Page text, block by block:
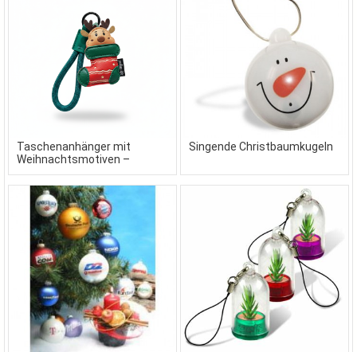
Taschenanhänger mit
Weihnachtsmotiven –
individuelle Werbeartikel als
Sonderanfertigung
Singende Christbaumkugeln